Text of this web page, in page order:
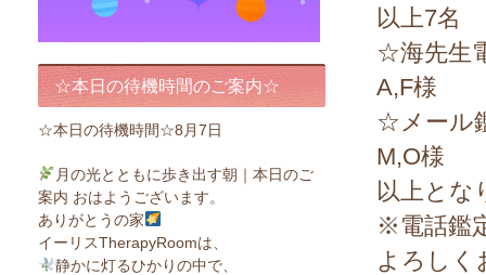
以上7名
☆海先生
A,F様
☆メール
M,O様
以上とな
※電話鑑
よろしく
☆本日の待機時間のご案内☆
☆本日の待機時間☆8月7日
月の光とともに歩き出す朝｜本日のご
案内 おはようございます。
ありがとうの家
イーリスTherapyRoomは、
静かに灯るひかりの中で、